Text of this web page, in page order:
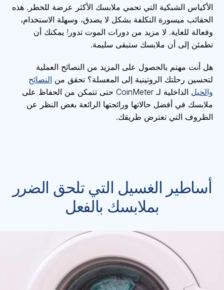
الأكياس الشبكية التي تحمي ملابسك الأكثر عرضة للخطر. هذه
الحقائب ميسورة التكلفة بشكل لا يصدق، وسهلة الاستخدام،
وفعالة للغاية. لا مزيد من دورات الموت تدور! يمكنك أن
تطمئن إلى أن ملابسك ستبقى سليمة.
هل أنت مهتم بالحصول على المزيد من النصائح العملية
لتحسين رحلتك الروتينية إلى المغسلة؟ تحقق من النصائح
والحيل
الداخلية لـ CoinMeter حتى تتمكن من الحفاظ على
ملابسك في أفضل حالاتها ورائحتها الرائعة بغض النظر عن
الظروف التي تعترض طريقك.
أساطير الغسيل التي تلحق الضرر
بملابسك بالفعل